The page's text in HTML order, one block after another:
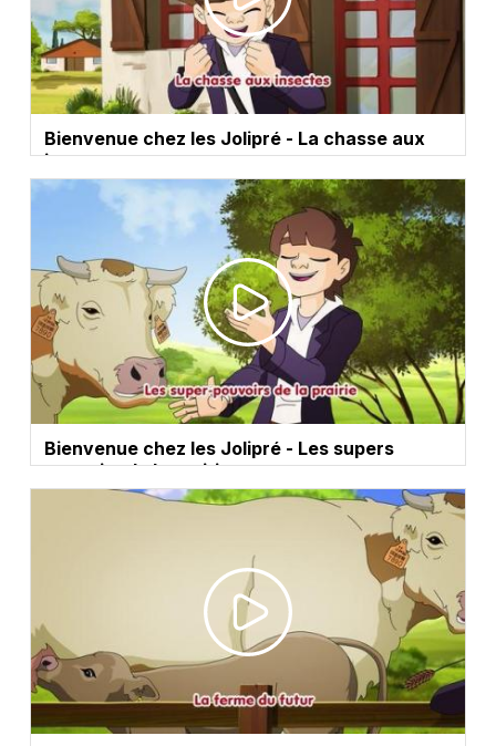
Bienvenue chez les Jolipré - La chasse aux
insectes
Bienvenue chez les Jolipré - Les supers
pouvoirs de la prairie